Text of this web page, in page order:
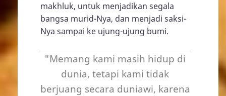
makhluk, untuk menjadikan segala
bangsa murid-Nya, dan menjadi saksi-
Nya sampai ke ujung-ujung bumi.
"Memang kami masih hidup di
dunia, tetapi kami tidak
berjuang secara duniawi, karena